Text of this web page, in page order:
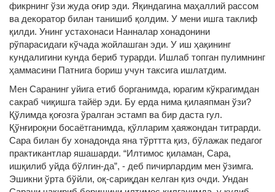
фикрнинг ўзи жуда оғир эди. Яқиндагина маҳаллий рассом
ва декоратор билан танишиб қолдим. У мени ишга таклиф
қилди. Унинг устахонаси Нанналар хонадонини
рўпарасидаги кўчада жойлашган эди. У иш ҳақининг
кундалигини кунда бериб турарди. Ишлаб топган пулимнинг
ҳаммасини Патнига бориш учун таксига ишлатдим.
Мен Саранинг уйига етиб борганимда, юрагим кўкрагимдан
сакраб чиқишга тайёр эди. Бу ерда нима қилаяпман ўзи?
Қўлимда қоғозга ўралган эстамп ва бир даста гул.
Қўнғироқни босаётганимда, қўлларим ҳаяжондан титрарди.
Сара билан бу хонадонда яна тўрттта қиз, бўлажак педагог
практикантлар яшашарди. “Илтимос қиламан, Сара,
ишқилиб уйда бўлгин-да”, - деб пичирлардим мен ўзимга.
Эшикни ўрта бўйли, оқ-сариқдан келган қиз очди. Ундан